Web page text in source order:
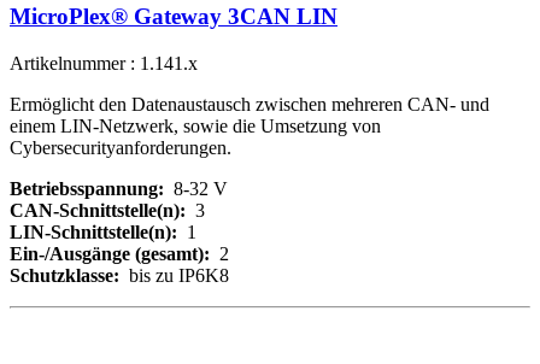
MicroPlex® Gateway 3CAN LIN
Artikelnummer : 1.141.x
Ermöglicht den Datenaustausch zwischen mehreren CAN- und
einem LIN-Netzwerk, sowie die Umsetzung von
Cybersecurityanforderungen.
Betriebsspannung: 8-32 V
CAN-Schnittstelle(n): 3
LIN-Schnittstelle(n): 1
Ein-/Ausgänge (gesamt): 2
Schutzklasse: bis zu IP6K8